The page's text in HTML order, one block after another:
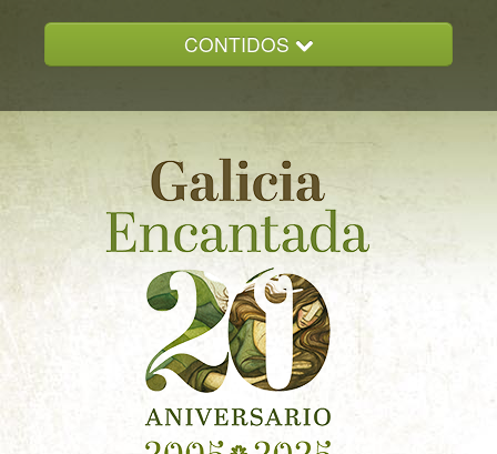
CONTIDOS
GALICIA ENCANTADA
DOCUMENTACION
NOVAS
CONTACTO